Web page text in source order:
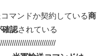
マンドか契約している商
確認されている